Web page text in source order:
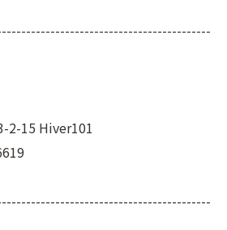
2-15 Hiver101